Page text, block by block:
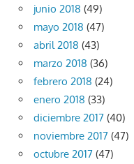
junio 2018 (49)
mayo 2018 (47)
abril 2018 (43)
marzo 2018 (36)
febrero 2018 (24)
enero 2018 (33)
diciembre 2017 (40)
noviembre 2017 (47)
octubre 2017 (47)